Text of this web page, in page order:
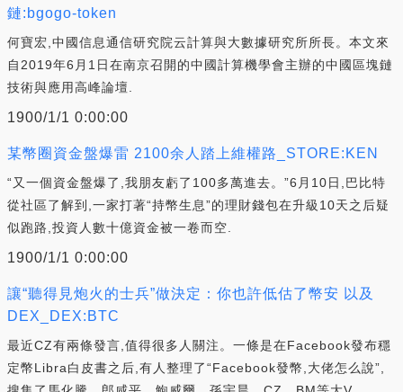
鏈:bgogo-token
何寶宏,中國信息通信研究院云計算與大數據研究所所長。本文來
自2019年6月1日在南京召開的中國計算機學會主辦的中國區塊鏈
技術與應用高峰論壇.
1900/1/1 0:00:00
某幣圈資金盤爆雷 2100余人踏上維權路_STORE:KEN
“又一個資金盤爆了,我朋友虧了100多萬進去。”6月10日,巴比特
從社區了解到,一家打著“持幣生息”的理財錢包在升級10天之后疑
似跑路,投資人數十億資金被一卷而空.
1900/1/1 0:00:00
讓“聽得見炮火的士兵”做決定：你也許低估了幣安 以及
DEX_DEX:BTC
最近CZ有兩條發言,值得很多人關注。一條是在Facebook發布穩
定幣Libra白皮書之后,有人整理了“Facebook發幣,大佬怎么說”,